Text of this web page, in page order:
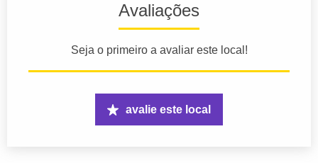
Avaliações
Seja o primeiro a avaliar este local!
avalie este local